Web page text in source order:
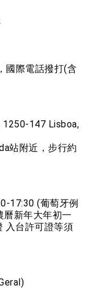
務》撰文指出：自由
方能守護繁榮
光華雜誌》50週年慶
盼與民主夥伴共同引
時代雜誌」專訪，闡
庫「德國馬歇爾基金
卓揆期勉爭取時間完
標
「參與亞太經濟合作
外交表現，高度支持
安行動方案」記者
國際電話撥打(含
1250-147 Lisboa,
站附近，步行約
17:30 (葡萄牙例
曆新年大年初一
入台許可證等須